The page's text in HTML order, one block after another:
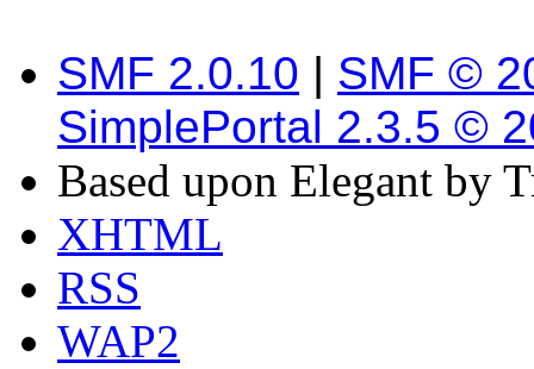
SMF 2.0.10 | SMF ©
SimplePortal 2.3.5 ©
Based upon Elegant by
XHTML
RSS
WAP2